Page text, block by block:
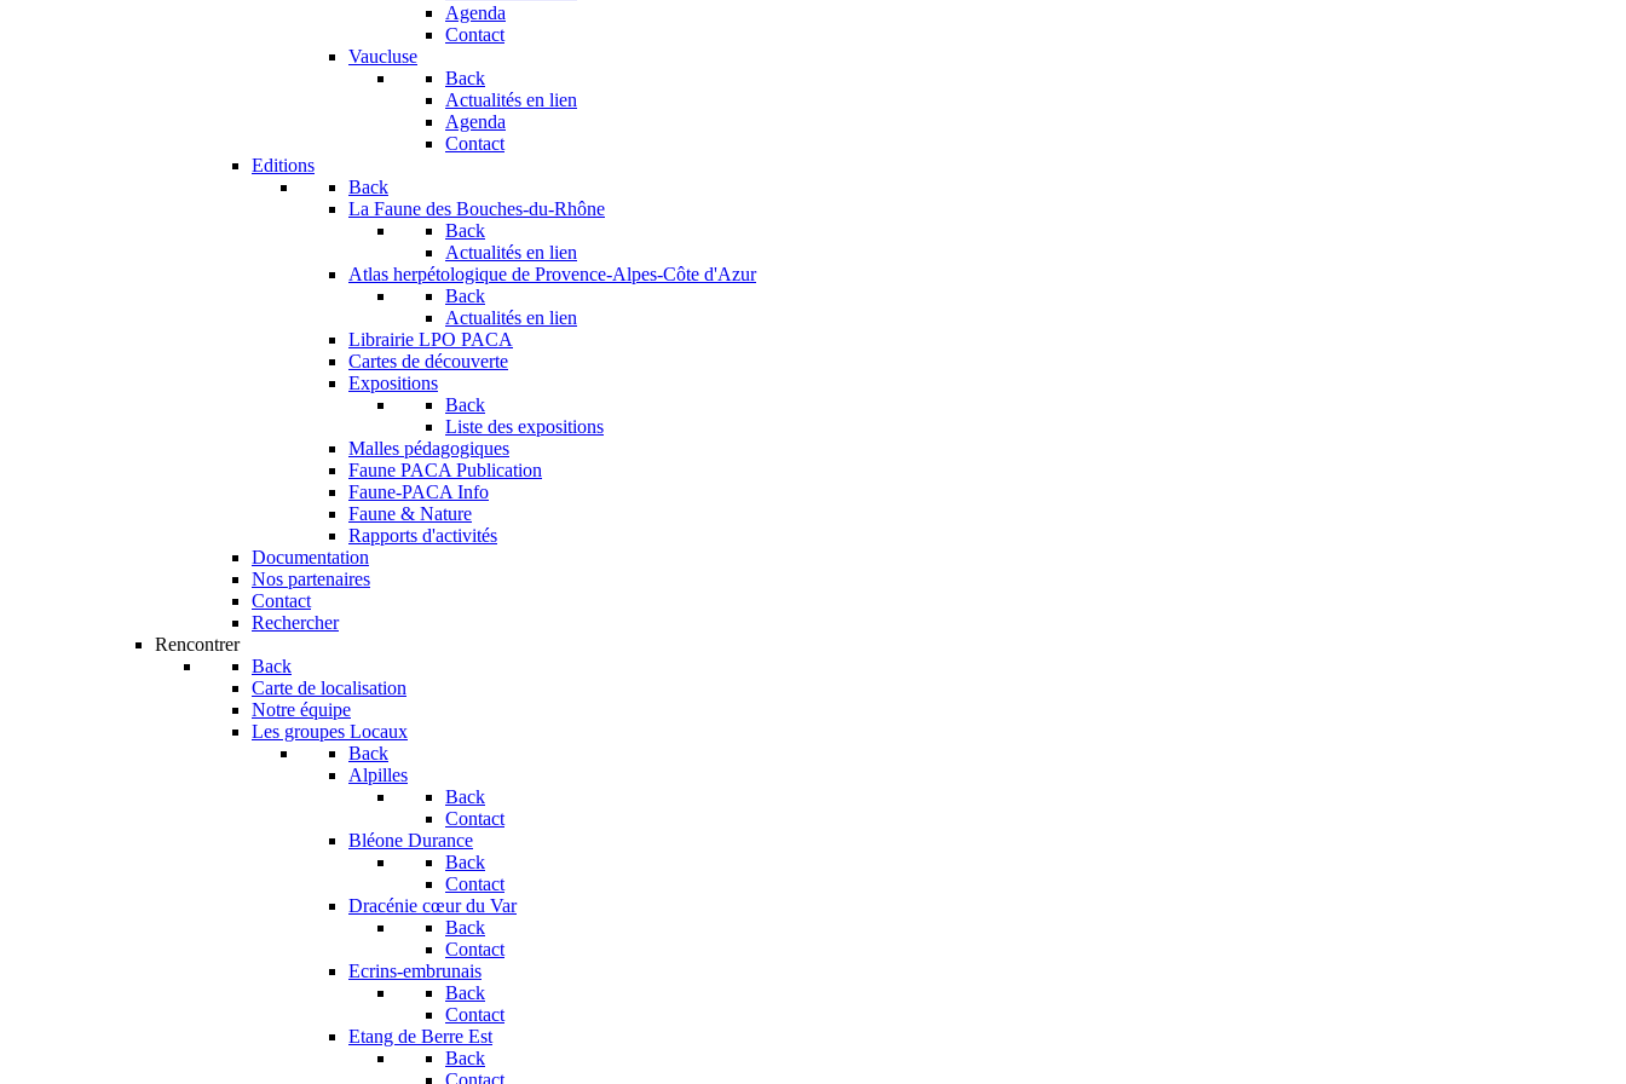
Agenda
Contact
Vaucluse
Back
Actualités en lien
Agenda
Contact
Editions
Back
La Faune des Bouches-du-Rhône
Back
Actualités en lien
Atlas herpétologique de Provence-Alpes-Côte d'Azur
Back
Actualités en lien
Librairie LPO PACA
Cartes de découverte
Expositions
Back
Liste des expositions
Malles pédagogiques
Faune PACA Publication
Faune-PACA Info
Faune & Nature
Rapports d'activités
Documentation
Nos partenaires
Contact
Rechercher
Rencontrer
Back
Carte de localisation
Notre équipe
Les groupes Locaux
Back
Alpilles
Back
Contact
Bléone Durance
Back
Contact
Dracénie cœur du Var
Back
Contact
Ecrins-embrunais
Back
Contact
Etang de Berre Est
Back
Contact